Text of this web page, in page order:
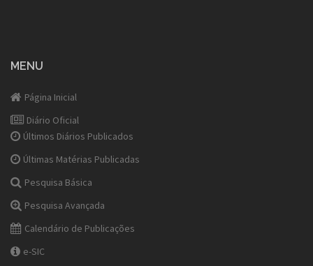
MENU
Página Inicial
Diário Oficial
Últimos Diários Publicados
Últimas Matérias Publicadas
Pesquisa Básica
Pesquisa Avançada
Calendário de Publicações
e-SIC